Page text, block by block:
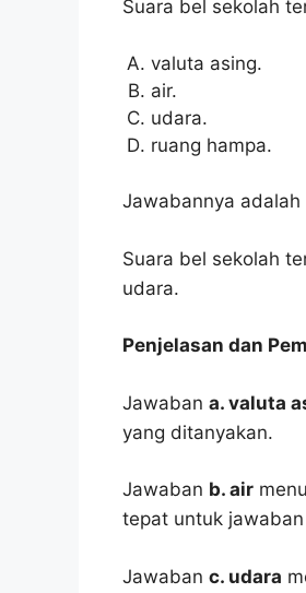
Suara bel sekolah
valuta asing.
air.
udara.
ruang hampa.
Jawabannya adalah
Suara bel sekolah
udara.
Penjelasan dan
Jawaban a. valuta
yang ditanyakan.
Jawaban b. air
tepat untuk
Jawaban c. udara